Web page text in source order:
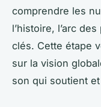
comprendre les
l’histoire, l’arc
clés. Cette étape
sur la vision
son qui soutient